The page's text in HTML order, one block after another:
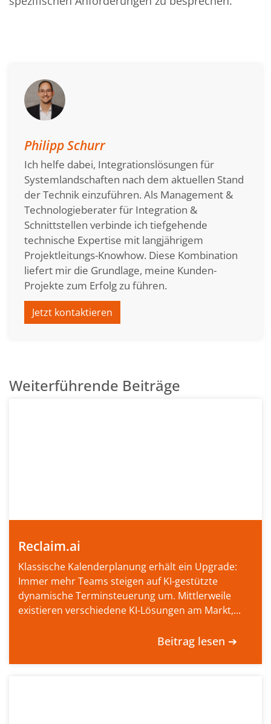
Philipp Schurr
Ich helfe dabei, Integrationslösungen für
Systemlandschaften nach dem aktuellen Stand
der Technik einzuführen. Als Management &
Technologieberater für Integration &
Schnittstellen verbinde ich tiefgehende
technische Expertise mit langjährigem
Projektleitungs-Knowhow. Diese Kombination
liefert mir die Grundlage, meine Kunden-
Projekte zum Erfolg zu führen.
Jetzt kontaktieren
Weiterführende Beiträge
Reclaim.ai
Klassische Kalenderplanung erhält ein Upgrade:
Immer mehr Teams steigen auf KI-gestützte
dynamische Terminsteuerung um. Mittlerweile
existieren verschiedene KI-Lösungen am Markt,...
Beitrag lesen ➔